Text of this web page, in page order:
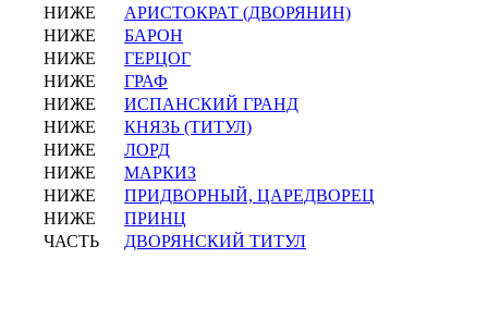
НИЖЕ
АРИСТОКРАТ (ДВОРЯНИН)
НИЖЕ
БАРОН
НИЖЕ
ГЕРЦОГ
НИЖЕ
ГРАФ
НИЖЕ
ИСПАНСКИЙ ГРАНД
НИЖЕ
КНЯЗЬ (ТИТУЛ)
НИЖЕ
ЛОРД
НИЖЕ
МАРКИЗ
НИЖЕ
ПРИДВОРНЫЙ, ЦАРЕДВОРЕЦ
НИЖЕ
ПРИНЦ
ЧАСТЬ
ДВОРЯНСКИЙ ТИТУЛ